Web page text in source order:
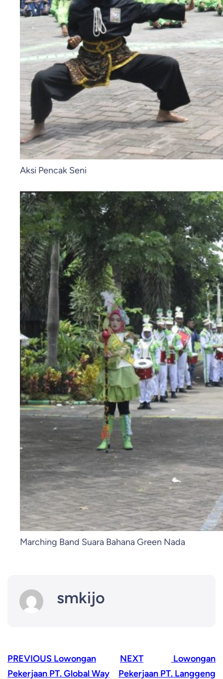
Aksi Pencak Seni
Marching Band Suara Bahana Green Nada
smkijo
PREVIOUS Lowongan
Pekerjaan PT. Global Way
NEXT
Lowongan
Pekerjaan PT. Langgeng